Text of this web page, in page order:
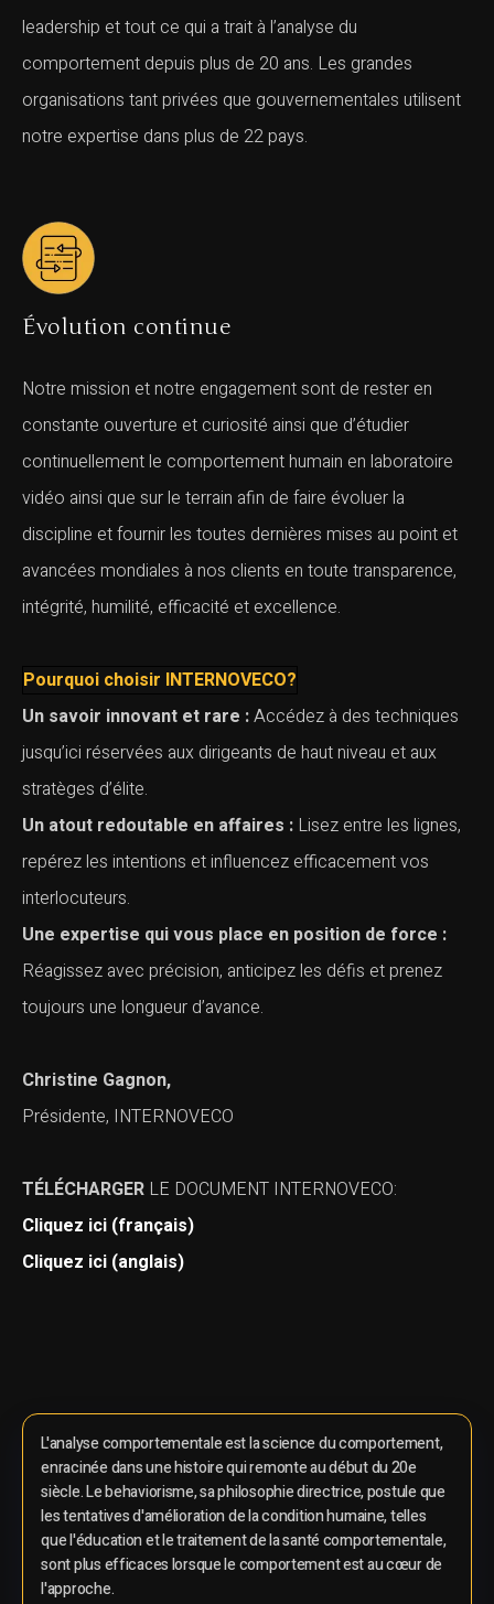
leadership et tout ce qui a trait à l’analyse du
comportement depuis plus de 20 ans. Les grandes
organisations tant privées que gouvernementales utilisent
notre expertise dans plus de 22 pays.
Évolution continue
Notre mission et notre engagement sont de rester en
constante ouverture et curiosité ainsi que d’étudier
continuellement le comportement humain en laboratoire
vidéo ainsi que sur le terrain afin de faire évoluer la
discipline et fournir les toutes dernières mises au point et
avancées mondiales à nos clients en toute transparence,
intégrité, humilité, efficacité et excellence.
Pourquoi choisir INTERNOVECO?
Un savoir innovant et rare :Accédez à des techniques
jusqu’ici réservées aux dirigeants de haut niveau et aux
stratèges d’élite.
Un atout redoutable en affaires : Lisez entre les lignes,
repérez les intentions et influencez efficacement vos
interlocuteurs.
Une expertise qui vous place en position de force :
Réagissez avec précision, anticipez les défis et prenez
toujours une longueur d’avance.
Christine Gagnon,
Présidente, INTERNOVECO
TÉLÉCHARGER LE DOCUMENT INTERNOVECO:
Cliquez ici (français)
Cliquez ici (anglais)
L'analyse comportementale est la science du comportement,
enracinée dans une histoire qui remonte au début du 20e
siècle. Le behaviorisme, sa philosophie directrice, postule que
les tentatives d'amélioration de la condition humaine, telles
que l'éducation et le traitement de la santé comportementale,
sont plus efficaces lorsque le comportement est au cœur de
l'approche.